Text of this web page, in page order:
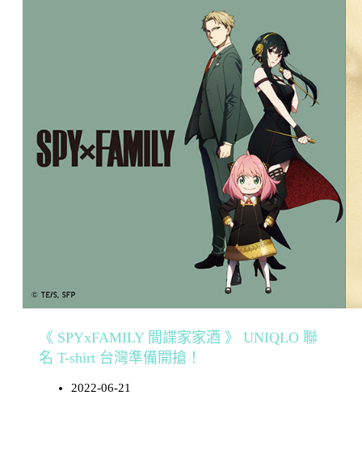
《 SPYxFAMILY 間諜家家酒 》 UNIQLO 聯
名 T-shirt 台灣準備開搶！
2022-06-21